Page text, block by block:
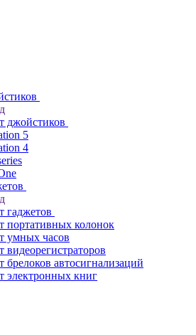
джойстиков
5
4
гаджетов
портативных колонок
умных часов
видеорегистраторов
брелоков автосигнализаций
электронных книг